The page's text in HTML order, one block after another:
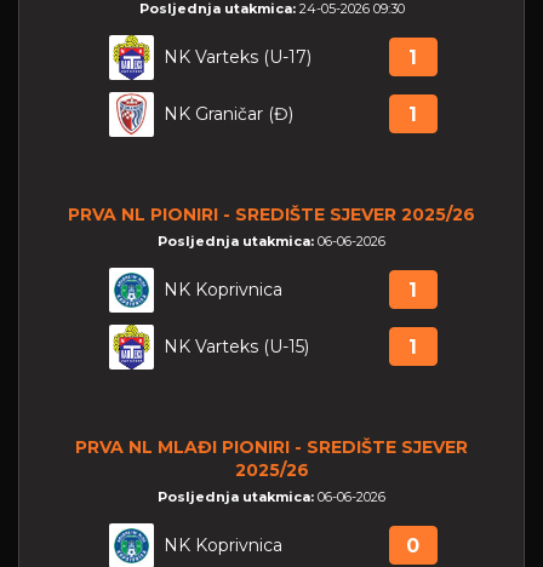
Posljednja utakmica: 24-05-2026 09:30
NK Varteks (U-17) 1
NK Graničar (Đ) 1
PRVA NL PIONIRI - SREDIŠTE SJEVER 2025/26
Posljednja utakmica: 06-06-2026
NK Koprivnica 1
NK Varteks (U-15) 1
PRVA NL MLAĐI PIONIRI - SREDIŠTE SJEVER
2025/26
Posljednja utakmica: 06-06-2026
NK Koprivnica 0